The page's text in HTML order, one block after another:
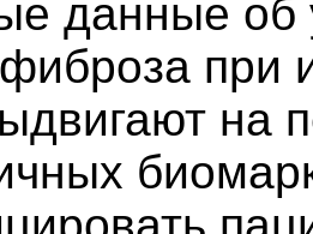
данные об
при
на